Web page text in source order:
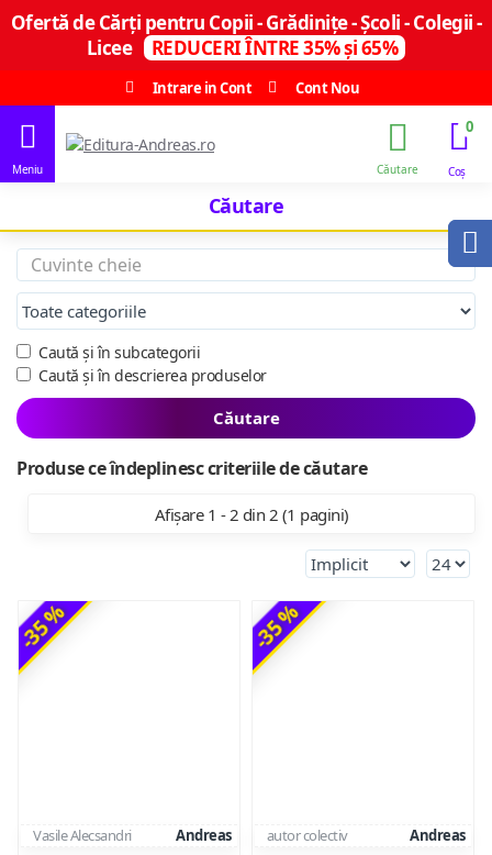
Ofertă de Cărți pentru Copii - Grădinițe - Școli - Colegii -
Licee
REDUCERI ÎNTRE 35% și 65%
Intrare in Cont
Cont Nou
0
Căutare
Caută și în subcategorii
Caută și în descrierea produselor
Căutare
Produse ce îndeplinesc criteriile de căutare
Afișare 1 - 2 din 2 (1 pagini)
-35 %
Vasile Alecsandri Andreas
-35 %
autor colectiv Andreas